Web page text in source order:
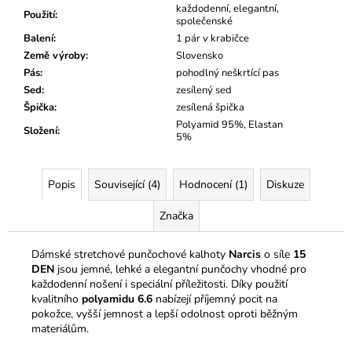
Použití:
každodenní, elegantní,
společenské
Balení:
1 pár v krabičce
Země výroby:
Slovensko
Pás:
pohodlný neškrtící pas
Sed:
zesílený sed
Špička:
zesílená špička
Složení:
Polyamid 95%, Elastan
5%
Popis Související (4) Hodnocení (1) Diskuze
Značka
Dámské stretchové punčochové kalhoty Narcis o síle 15
DEN jsou jemné, lehké a elegantní punčochy vhodné pro
každodenní nošení i speciální příležitosti. Díky použití
kvalitního polyamidu 6.6 nabízejí příjemný pocit na
pokožce, vyšší jemnost a lepší odolnost oproti běžným
materiálům.